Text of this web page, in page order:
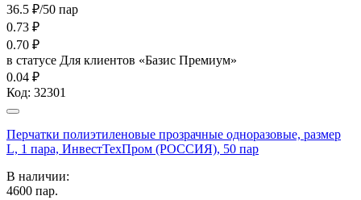
36.5 ₽/50 пар
0.73 ₽
0.70 ₽
в статусе Для клиентов «Базис Премиум»
0.04 ₽
Код: 32301
Перчатки полиэтиленовые прозрачные одноразовые, размер
L, 1 пара, ИнвестТехПром (РОССИЯ), 50 пар
В наличии:
4600 пар.